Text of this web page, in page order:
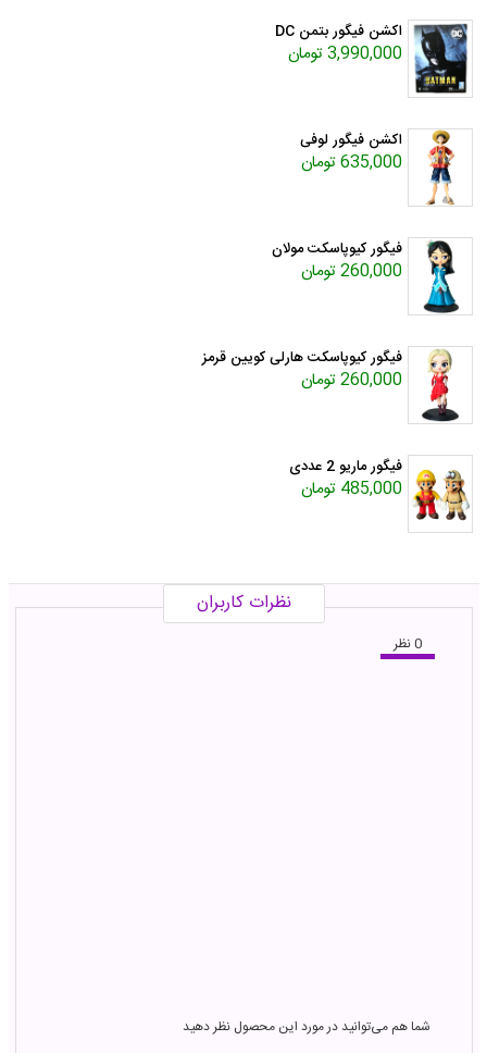
اکشن فیگور بتمن DC
3,990,000 تومان
اکشن فیگور لوفی
635,000 تومان
فیگور کیوپاسکت مولان
260,000 تومان
فیگور کیوپاسکت هارلی کویین قرمز
260,000 تومان
فیگور ماریو 2 عددی
485,000 تومان
نظرات کاربران
0 نظر
شما هم می‌توانید در مورد این محصول نظر دهید